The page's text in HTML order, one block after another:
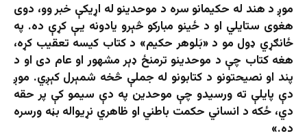
موږ د هند له حکیمانو سره د موحدینو له اړیکې خبر وو، دوی
هغوی ستایلي او د ځینو مبارکو څېرو یادونه یې کړې ده. په
ځانګړي ډول مو د «بَلوهر حکیم» د کتاب کیسه تعقیب کړه،
هغه کتاب چې د موحدینو ترمنځ ډېر مشهور او عام دی او د
پند او نصیحتونو د کتابونو له جملې څخه شمېرل کېږي. موږ
دې پایلې ته ورسیدو چې موحدین په دې سیمو کې پر حقه
دي، ځکه د انساني حکمت باطني او ظاهري نړیواله بڼه ورسره
ده.»